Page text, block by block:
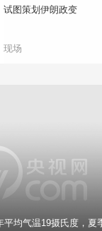
试图策划伊朗政变
现场
均气温19摄氏度，夏